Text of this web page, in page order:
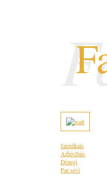
Jaunākais
Arhivētais
Draugi
Par sevi